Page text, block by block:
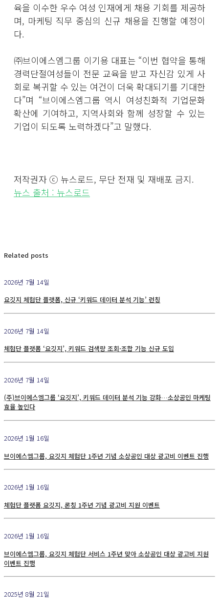
육을 이수한 우수 여성 인재에게 채용 기회를 제공하
며, 마케팅 직무 중심의 신규 채용을 진행할 예정이
다.
㈜브이에스엠그룹 이기용 대표는 “이번 협약을 통해
경력단절여성들이 전문 교육을 받고 자신감 있게 사
회로 복귀할 수 있는 여건이 더욱 확대되기를 기대한
다”며 “브이에스엠그룹 역시 여성친화적 기업문화
확산에 기여하고, 지역사회와 함께 성장할 수 있는
기업이 되도록 노력하겠다”고 말했다.
저작권자 ⓒ 뉴스로드, 무단 전재 및 재배포 금지.
뉴스 출처 : 뉴스로드
Related posts
2026년 7월 14일
요깃지 체험단 플랫폼, 신규 ‘키워드 데이터 분석 기능’ 런칭
2026년 7월 14일
체험단 플랫폼 ‘요깃지’, 키워드 검색량 조회·조합 기능 신규 도입
2026년 7월 14일
(주)브이에스엠그룹 ‘요깃지’, 키워드 데이터 분석 기능 강화…소상공인 마케팅
효율 높인다
2026년 1월 16일
브이에스엠그룹, 요깃지 체험단 1주년 기념 소상공인 대상 광고비 이벤트 진행
2026년 1월 16일
체험단 플랫폼 요깃지, 론칭 1주년 기념 광고비 지원 이벤트
2026년 1월 16일
브이에스엠그룹, 요깃지 체험단 서비스 1주년 맞아 소상공인 대상 광고비 지원
이벤트 진행
2025년 8월 21일